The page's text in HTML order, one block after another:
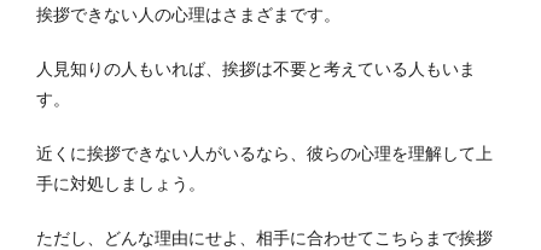
挨拶できない人の心理はさまざまです。
人見知りの人もいれば、挨拶は不要と考えている人もいま
す。
近くに挨拶できない人がいるなら、彼らの心理を理解して上
手に対処しましょう。
ただし、どんな理由にせよ、相手に合わせてこちらまで挨拶